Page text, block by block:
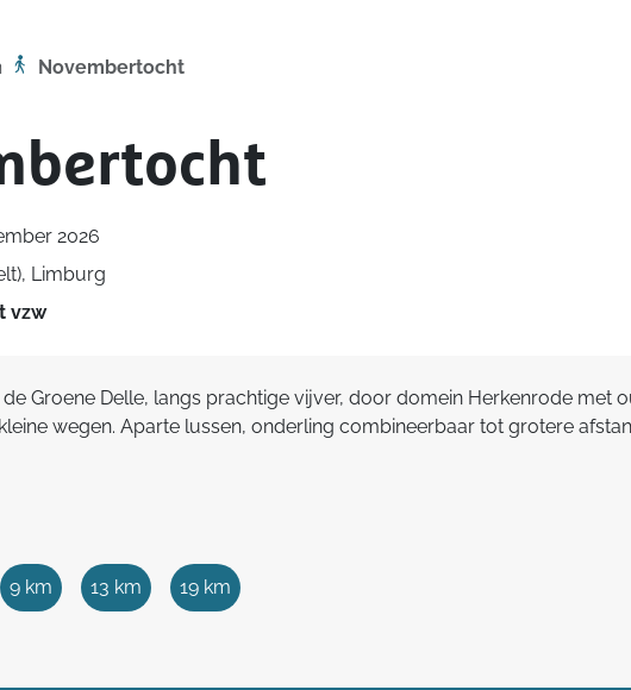
Novembertocht
2026
Limburg
vzw
Groene Delle, langs prachtige vijver, door domein Herkenrode met
wegen. Aparte lussen, onderling combineerbaar tot grotere
9 km 13 km 19 km